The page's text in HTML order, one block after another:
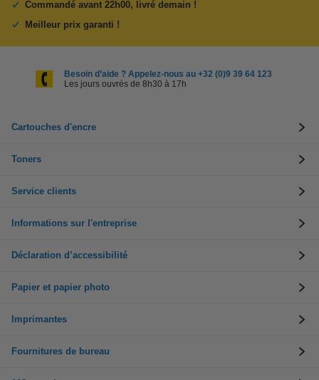
Commandé avant 22h00, livré demain !
Meilleur prix garanti !
Besoin d’aide ? Appelez-nous au +32 (0)9 39 64 123
Les jours ouvrés de 8h30 à 17h
Cartouches d'encre
Toners
Service clients
Informations sur l'entreprise
Déclaration d’accessibilité
Papier et papier photo
Imprimantes
Fournitures de bureau